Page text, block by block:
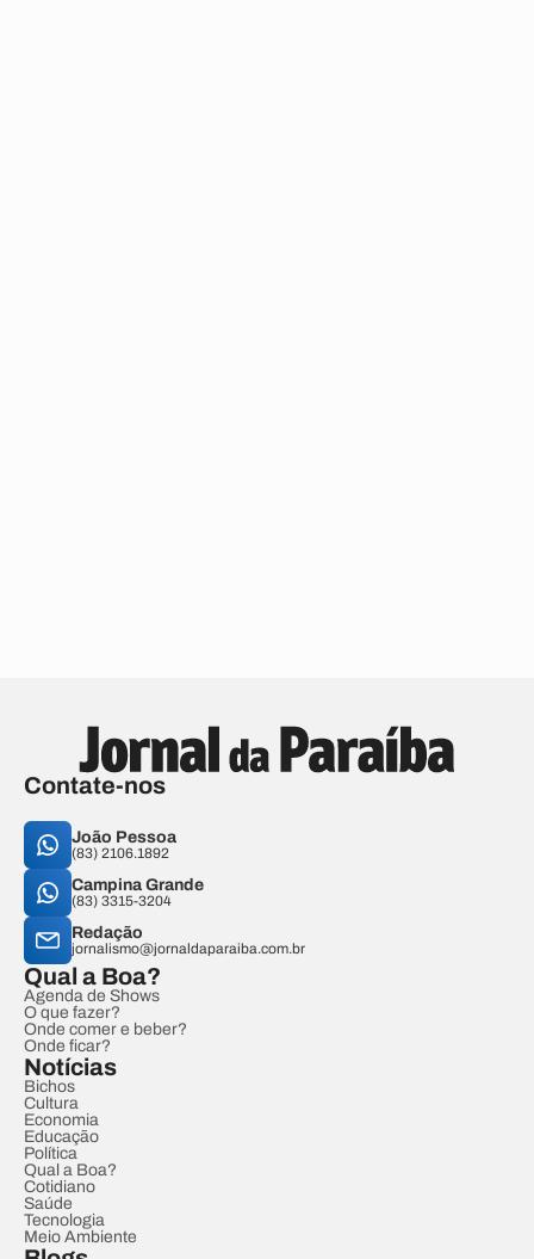
Contate-nos
João Pessoa
(83) 2106.1892
Campina Grande
(83) 3315-3204
Redação
jornalismo@jornaldaparaiba.com.br
Qual a Boa?
Agenda de Shows
O que fazer?
Onde comer e beber?
Onde ficar?
Notícias
Bichos
Cultura
Economia
Educação
Política
Qual a Boa?
Cotidiano
Saúde
Tecnologia
Meio Ambiente